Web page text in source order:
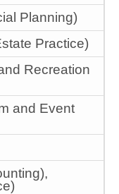
Planning)
Practice)
Recreation
and Event